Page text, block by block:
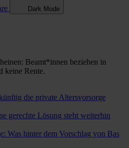
Dark Mode
Beamt*innen beziehen in
keine Rente.
die private Altersvorsorge
gerechte Lösung steht weiterhin
Was hinter dem Vorschlag von Bas